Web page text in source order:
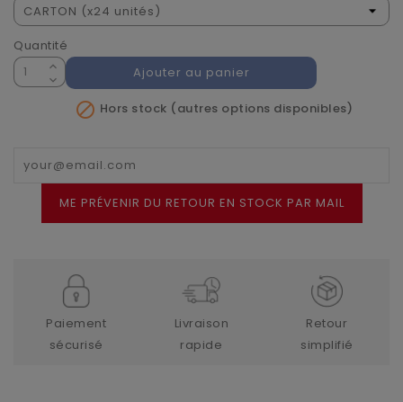
Quantité
Ajouter au panier
 Hors stock (autres options disponibles)
ME PRÉVENIR DU RETOUR EN STOCK PAR MAIL
Paiement
sécurisé
Livraison
rapide
Retour
simplifié